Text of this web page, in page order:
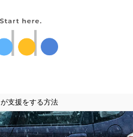
支援をする方法